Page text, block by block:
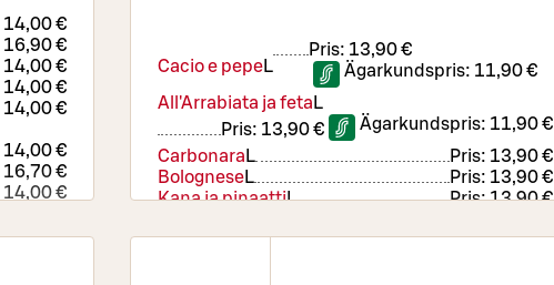
14,00 €
16,90 €
14,00 €
14,00 €
14,00 €
14,00 €
16,70 €
14,00 €
Cacio e pepeL
Pris: 13,90 €
Ägarkundspris: 11,90 €
All'Arrabiata ja feta L
Pris: 13,90 € Ägarkundspris: 11,90 €
Carbonara L Pris: 13,90 €
BologneseL Pris: 13,90 €
Kana ja pinaattiL Pris:13,90 €
Hanavirvoitusjuoma 0,4 l